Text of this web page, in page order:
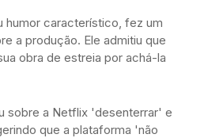
humor característico, fez um
a produção. Ele admitiu que
obra de estreia por achá-la
sobre a Netflix 'desenterrar' e
que a plataforma 'não